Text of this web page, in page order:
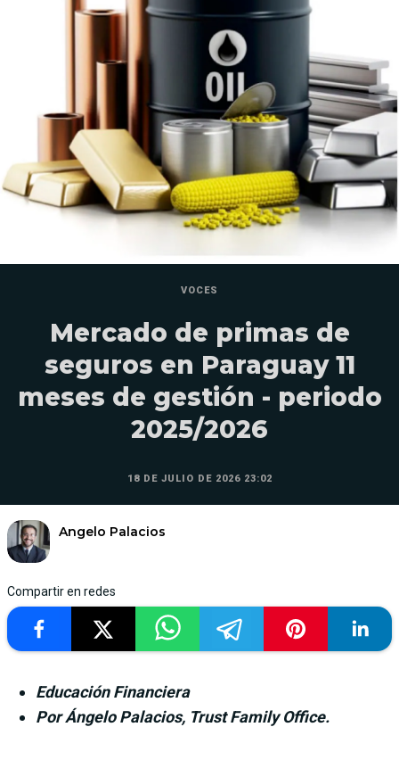
VOCES
Mercado de primas de
seguros en Paraguay 11
meses de gestión - periodo
2025/2026
18 DE JULIO DE 2026 23:02
Angelo Palacios
Compartir en redes
Educación Financiera
Por Ángelo Palacios, Trust Family Office.